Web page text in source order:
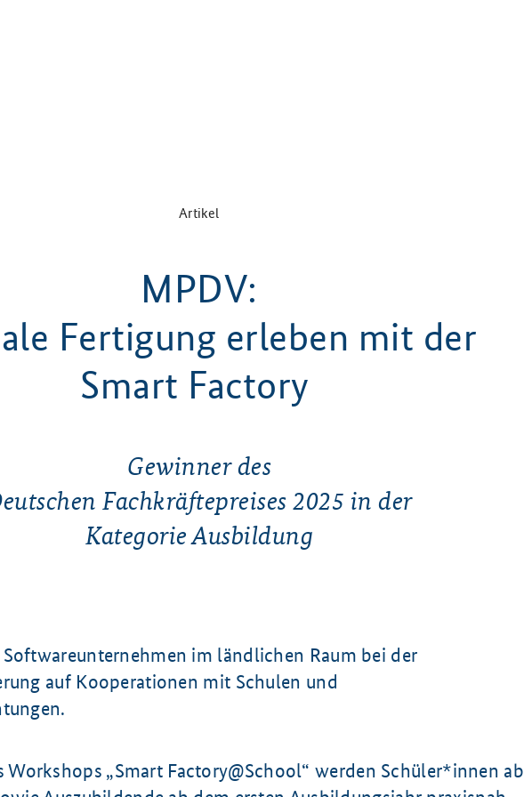
Artikel
MPDV:
Fertigung erleben mit der
Smart Factory
Gewinner des
Fachkräftepreises 2025 in der
Kategorie Ausbildung
im ländlichen Raum bei der
auf Kooperationen mit Schulen und
Workshops „Smart Factory@School“ werden Schüler*innen ab